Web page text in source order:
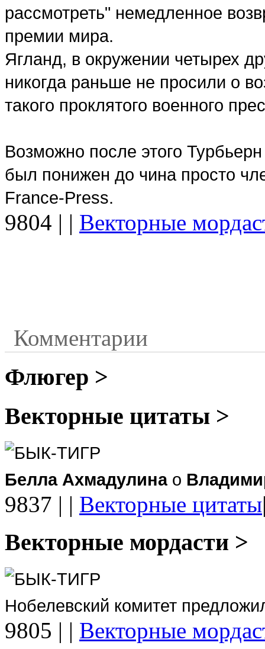
рассмотреть" немедленное
премии мира.
Ягланд, в окружении четырех
никогда раньше не просили о
такого проклятого военного
Возможно после этого
был понижен до чина просто
France-Press.
9804 | | Векторные
Комментарии
Флюгер >
Векторные цитаты >
БЫК-ТИГР
Белла Ахмадулина о
9837 | | Векторные цитаты
Векторные мордасти >
БЫК-ТИГР
Нобелевский комитет
9805 | | Векторные